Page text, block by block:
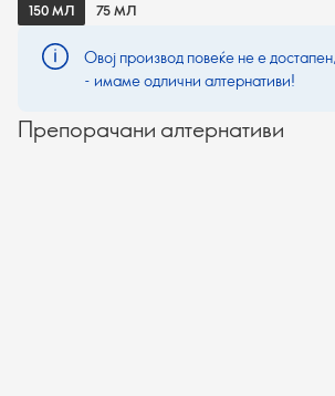
150 МЛ
75 МЛ
Овој производ повеќе не е
- имаме одлични алтернативи!
Препорачани алтернативи